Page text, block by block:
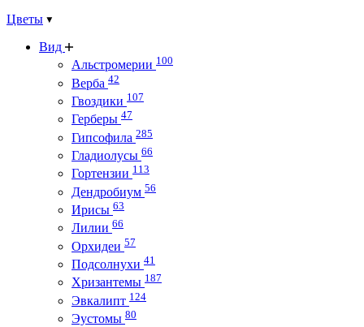
Цветы
Вид
Альстромерии 100
Верба 42
Гвоздики 107
Герберы 47
Гипсофила 285
Гладиолусы 66
Гортензии 113
Дендробиум 56
Ирисы 63
Лилии 66
Орхидеи 57
Подсолнухи 41
Хризантемы 187
Эвкалипт 124
Эустомы 80